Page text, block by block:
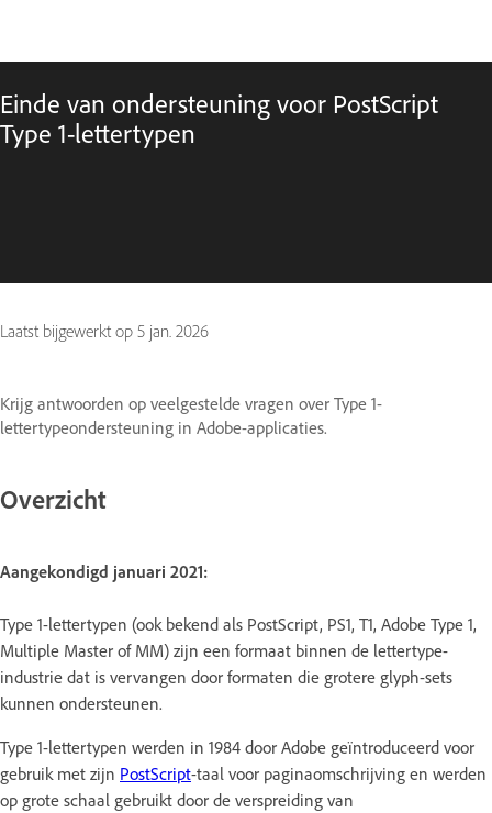
Einde van ondersteuning voor PostScript
Type 1-lettertypen
Laatst bijgewerkt op 5 jan. 2026
Krijg antwoorden op veelgestelde vragen over Type 1-
lettertypeondersteuning in Adobe-applicaties.
Overzicht
Aangekondigd januari 2021:
Type 1-lettertypen (ook bekend als PostScript, PS1, T1, Adobe Type 1,
Multiple Master of MM) zijn een formaat binnen de lettertype-
industrie dat is vervangen door formaten die grotere glyph-sets
kunnen ondersteunen.
Type 1-lettertypen werden in 1984 door Adobe geïntroduceerd voor
gebruik met zijn PostScript-taal voor paginaomschrijving en werden
op grote schaal gebruikt door de verspreiding van